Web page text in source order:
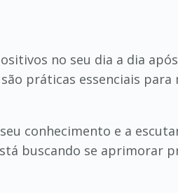
no seu dia a dia
práticas essenciais
conhecimento e a
buscando se aprimorar